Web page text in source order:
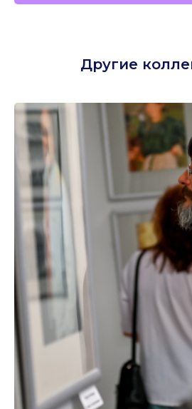
Другие